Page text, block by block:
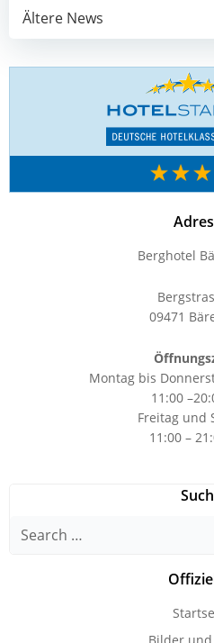
Post
navigation
Ältere News
Berghotel
09471
Montag bis
11:00
Freitag und
11:00 –
Search